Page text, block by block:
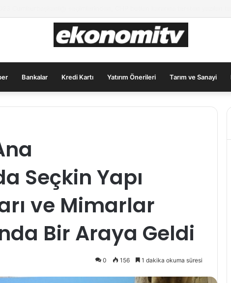
Bankalar Kredi Kartı Yatırım Önerileri Tarım ve Sanayi
Seçkin Yapı
ve Mimarlar
Bir Araya Geldi
0 156 1 dakika okuma süresi